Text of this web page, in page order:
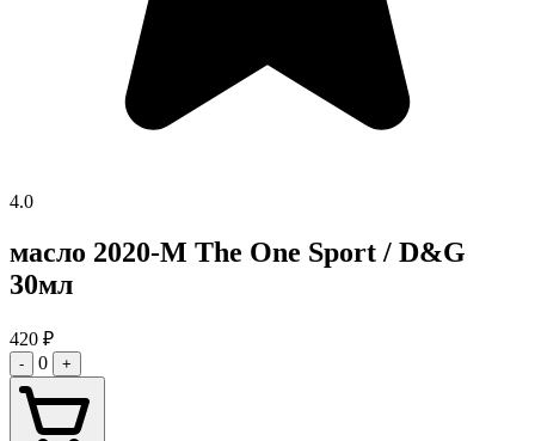
4.0
масло 2020-M The One Sport / D&G
30мл
420 ₽
- 0 +